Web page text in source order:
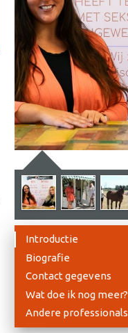
Introductie
Biografie
Contact gegevens
Wat doe ik nog meer?
Andere professionals